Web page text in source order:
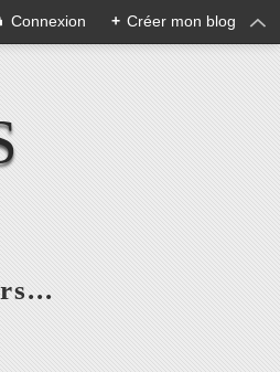
Connexion + Créer mon blog